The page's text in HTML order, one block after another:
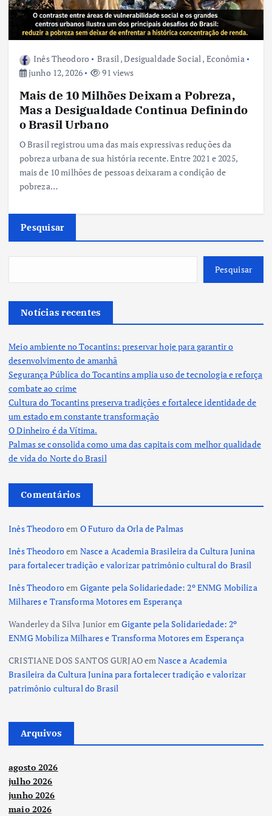
Inês Theodoro Brasil,Desigualdade Social, Econômia
junho 12, 2026
91 views
Mais de 10 Milhões Deixam a Pobreza,
Mas a Desigualdade Continua Definindo
o Brasil Urbano
O Brasil registrou uma das mais expressivas reduções da
pobreza urbana de sua história recente. Entre 2021 e 2025,
mais de 10 milhões de pessoas deixaram a condição de
pobreza…
Pesquisar
Pesquisar
Notícias recentes
Meio ambiente no Tocantins: preservar hoje para garantir o
desenvolvimento de amanhã
Segurança Pública do Tocantins amplia uso de tecnologia e reforça
combate ao crime
Cultura do Tocantins preserva tradições e fortalece identidade de
um estado em constante transformação
O Dinheiro é da Vítima.
Palmas se consolida como uma das capitais com melhor qualidade
de vida do Norte do Brasil
Comentários
Inês Theodoroem O Futuro da Orla de Palmas
Inês Theodoroem Nasce a Academia Brasileira da Cultura Junina
para fortalecer tradição e valorizar patrimônio cultural do Brasil
Inês Theodoroem Gigante pela Solidariedade: 2º ENMG Mobiliza
Milhares e Transforma Motores em Esperança
Wanderley da Silva JunioremGigante pela Solidariedade: 2º
ENMG Mobiliza Milhares e Transforma Motores em Esperança
CRISTIANE DOS SANTOS GURJAOemNasce a Academia
Brasileira da Cultura Junina para fortalecer tradição e valorizar
patrimônio cultural do Brasil
Arquivos
agosto 2026
julho 2026
junho 2026
maio 2026